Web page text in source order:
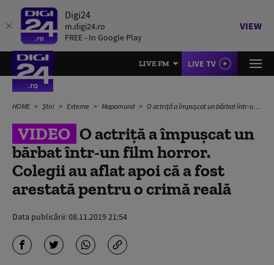
Digi24
m.digi24.ro
FREE - In Google Play
VIEW
LIVE FM LIVE TV
HOME Știri Externe Mapamond O actriță a împușcat un bărbat într-un film horror. Colegii au aflat apoi că a fost arestată pentru o crimă reală
VIDEO O actriță a împușcat un
bărbat într-un film horror.
Colegii au aflat apoi că a fost
arestată pentru o crimă reală
Data publicării:08.11.2019 21:54